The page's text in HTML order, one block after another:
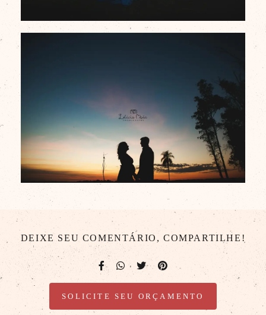
DEIXE SEU COMENTÁRIO, COMPARTILHE!
SOLICITE SEU ORÇAMENTO